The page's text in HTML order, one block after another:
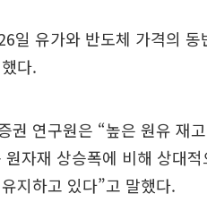
일 유가와 반도체 가격의
다.
권 연구원은 “높은 원유 재
자재 상승폭에 비해 상대
지하고 있다”고 말했다.